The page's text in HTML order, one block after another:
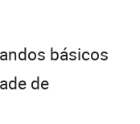
básicos
de